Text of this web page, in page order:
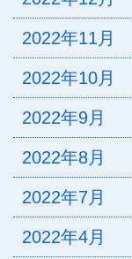
2022年11月
2022年10月
2022年9月
2022年8月
2022年7月
2022年4月